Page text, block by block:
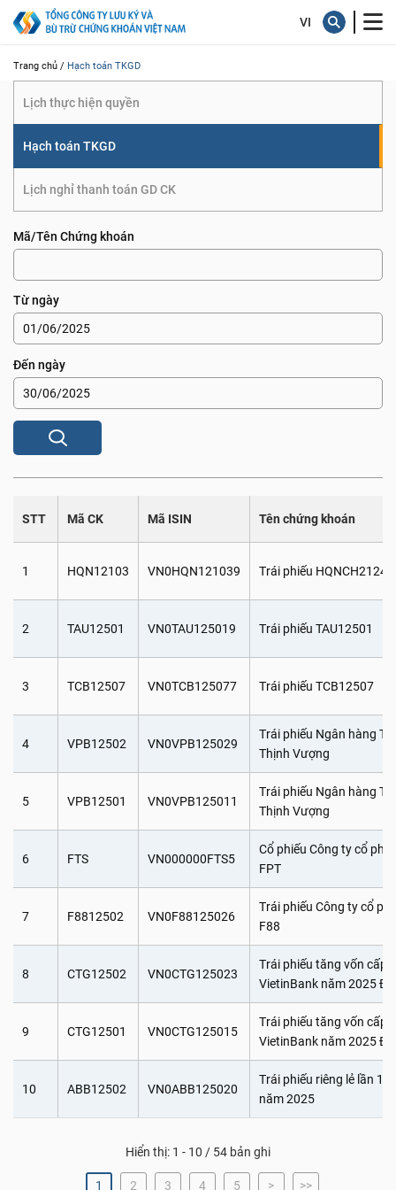
Trang chủ / Hạch toán TKGD
Lịch thực hiện quyền
Hạch toán TKGD
Lịch nghỉ thanh toán GD CK
Mã/Tên Chứng khoán
Từ ngày
Đến ngày
STT Mã CK Mã ISIN Tên chứng khoán
1 HQN12103 VN0HQN121039 Trái phiếu
2 TAU12501 VN0TAU125019 Trái phiếu TAU12501
3 TCB12507 VN0TCB125077 Trái phiếu TCB12507
4 VPB12502 VN0VPB125029
Trái phiếu Ngân hàng
Thịnh Vượng
5 VPB12501 VN0VPB125011
Trái phiếu Ngân hàng
Thịnh Vượng
6 FTS VN000000FTS5
Cổ phiếu Công ty cổ
FPT
7 F8812502 VN0F88125026
Trái phiếu Công ty cổ
F88
8 CTG12502 VN0CTG125023
Trái phiếu tăng vốn cấp
VietinBank năm 2025
9 CTG12501 VN0CTG125015
Trái phiếu tăng vốn cấp
VietinBank năm 2025
10 ABB12502 VN0ABB125020
Trái phiếu riêng lẻ lần 1
năm 2025
Hiển thị: 1 - 10 / 54 bản ghi
1 2 3 4 5 > >>